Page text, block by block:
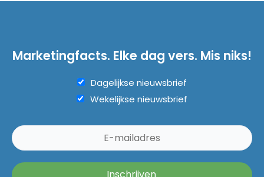
Marketingfacts. Elke dag vers. Mis niks!
Dagelijkse nieuwsbrief
Wekelijkse nieuwsbrief